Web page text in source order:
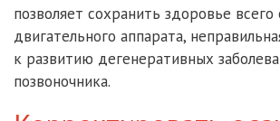
позволяет сохранить здоровье
двигательного аппарата,
к развитию дегенеративных
позвоночника.